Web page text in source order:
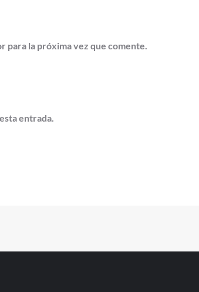
para la próxima vez que comente.
entrada.